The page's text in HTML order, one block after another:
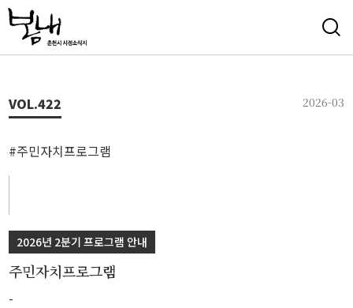
VOL.422 2026-03
#주민자치프로그램
2026년 2분기 프로그램 안내
주민자치프로그램
-